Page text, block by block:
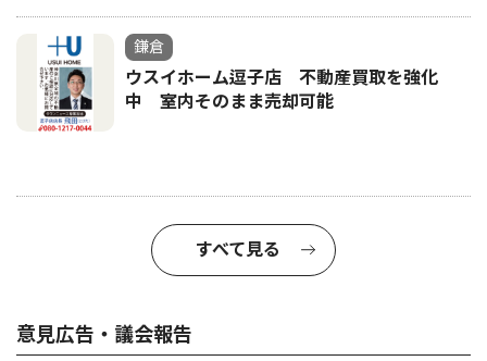
鎌倉
ウスイホーム逗子店 不動産買取を強化
中 室内そのまま売却可能
すべて見る
意見広告・議会報告